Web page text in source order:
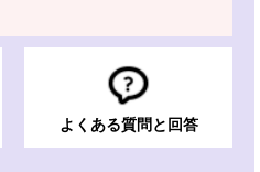
よくある質問と回答